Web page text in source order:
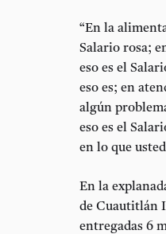
“En la
Salario rosa;
eso es el
eso es; en
algún
eso es el
en lo que
En la
de Cuautitlán
entregadas 6